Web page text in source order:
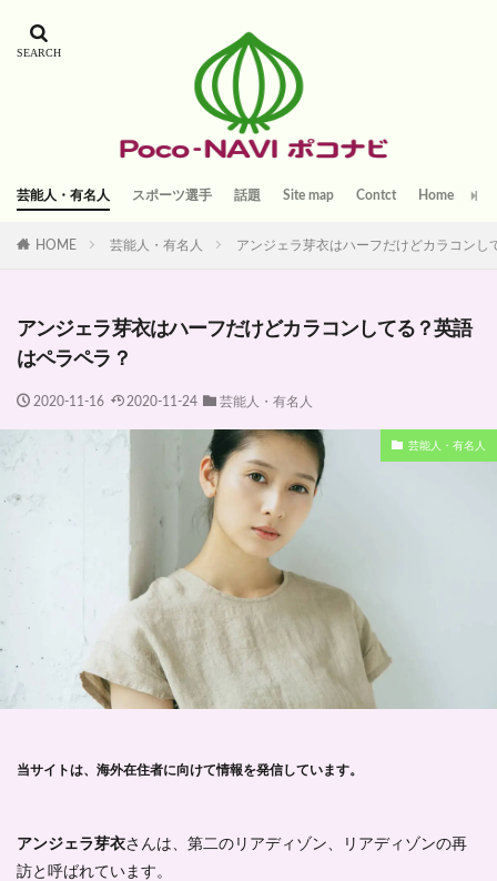
芸能人・有名人 スポーツ選手 話題 Site map Contct Home
HOME 芸能人・有名人 アンジェラ芽衣はハーフだけどカラコンし
アンジェラ芽衣はハーフだけどカラコンしてる？英語
はペラペラ？
2020-11-16 2020-11-24 芸能人・有名人
芸能人・有名人
当サイトは、海外在住者に向けて情報を発信しています。
アンジェラ芽衣さんは、第二のリアディゾン、リアディゾンの再
訪と呼ばれています。